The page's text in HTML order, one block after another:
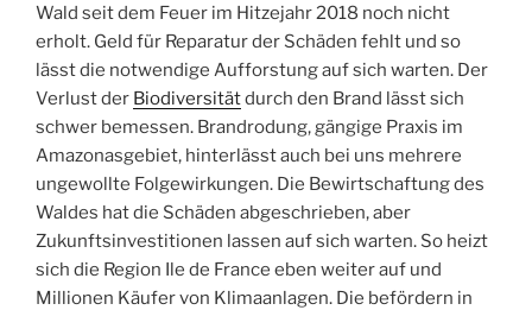
Wald seit dem Feuer im Hitzejahr 2018 noch nicht
erholt. Geld für Reparatur der Schäden fehlt und so
lässt die notwendige Aufforstung auf sich warten. Der
Verlust der Biodiversitätdurch den Brand lässt sich
schwer bemessen. Brandrodung, gängige Praxis im
Amazonasgebiet, hinterlässt auch bei uns mehrere
ungewollte Folgewirkungen. Die Bewirtschaftung des
Waldes hat die Schäden abgeschrieben, aber
Zukunftsinvestitionen lassen auf sich warten. So heizt
sich die Region Ile de France eben weiter auf und
Millionen Käufer von Klimaanlagen. Die befördern in